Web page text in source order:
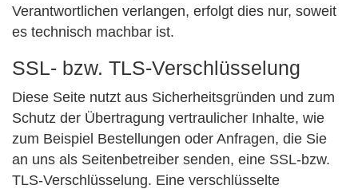
Verantwortlichen verlangen, erfolgt dies nur, soweit
es technisch machbar ist.
SSL- bzw. TLS-Verschlüsselung
Diese Seite nutzt aus Sicherheitsgründen und zum
Schutz der Übertragung vertraulicher Inhalte, wie
zum Beispiel Bestellungen oder Anfragen, die Sie
an uns als Seitenbetreiber senden, eine SSL-bzw.
TLS-Verschlüsselung. Eine verschlüsselte